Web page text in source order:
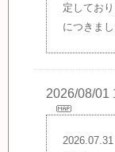
定してお
につきま
2026/08/01
2026.07.31